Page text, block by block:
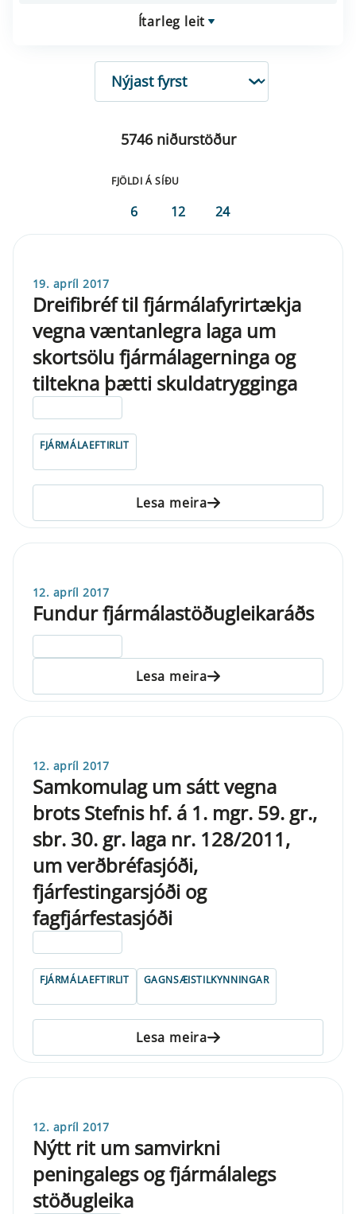
Ítarleg leit
RÖÐUN
5746 niðurstöður
FJÖLDI Á SÍÐU
6 12 24
19. apríl 2017
Dreifibréf til fjármálafyrirtækja
vegna væntanlegra laga um
skortsölu fjármálagerninga og
tiltekna þætti skuldatrygginga
FJÁRMÁLAEFTIRLIT
Lesa meira
12. apríl 2017
Fundur fjármálastöðugleikaráðs
Lesa meira
12. apríl 2017
Samkomulag um sátt vegna
brots Stefnis hf. á 1. mgr. 59. gr.,
sbr. 30. gr. laga nr. 128/2011,
um verðbréfasjóði,
fjárfestingarsjóði og
fagfjárfestasjóði
FJÁRMÁLAEFTIRLIT GAGNSÆISTILKYNNINGAR
Lesa meira
12. apríl 2017
Nýtt rit um samvirkni
peningalegs og fjármálalegs
stöðugleika